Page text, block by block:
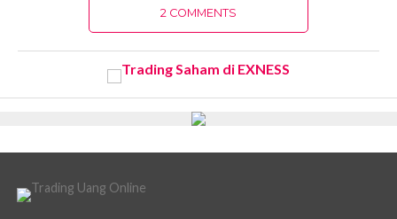
2 COMMENTS